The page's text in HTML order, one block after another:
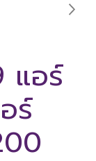
แอร์
ร์